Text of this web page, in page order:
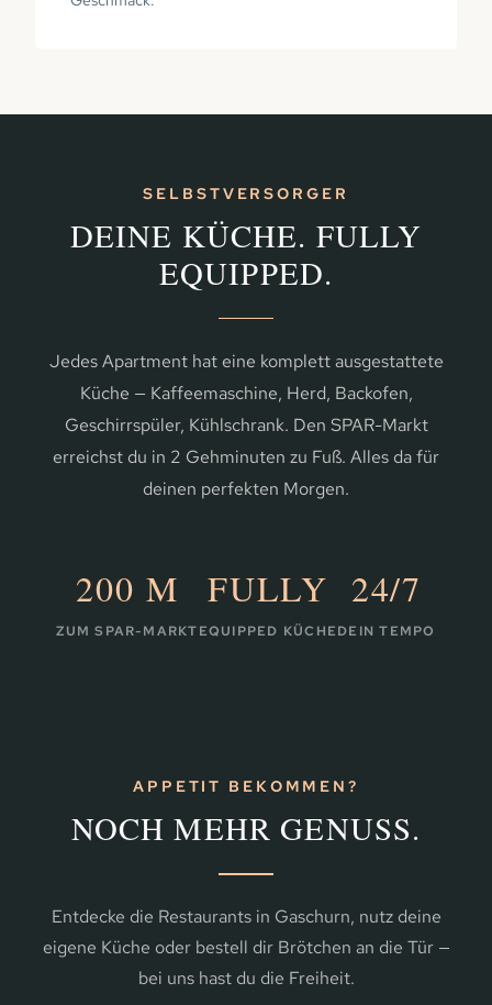
SELBSTVERSORGER
DEINE KÜCHE. FULLY
EQUIPPED.
Jedes Apartment hat eine komplett ausgestattete
Küche — Kaffeemaschine, Herd, Backofen,
Geschirrspüler, Kühlschrank. Den SPAR-Markt
erreichst du in 2 Gehminuten zu Fuß. Alles da für
deinen perfekten Morgen.
200 M
ZUM SPAR-MARKT
FULLY
EQUIPPED KÜCHE
24/7
DEIN TEMPO
APPETIT BEKOMMEN?
NOCH MEHR GENUSS.
Entdecke die Restaurants in Gaschurn, nutz deine
eigene Küche oder bestell dir Brötchen an die Tür —
bei uns hast du die Freiheit.